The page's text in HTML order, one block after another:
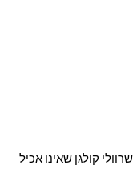
שרוולי קולגן שאינו אכיל